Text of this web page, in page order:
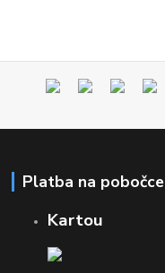
Platba na pobočce
Kartou